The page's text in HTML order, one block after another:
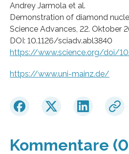
Andrey Jarmola et al.
Demonstration of diamond
Science Advances, 22. Oktober
DOI: 10.1126/sciadv.abl3840
https://www.science.org/doi/
https://www.uni-mainz.de/
Kommentare